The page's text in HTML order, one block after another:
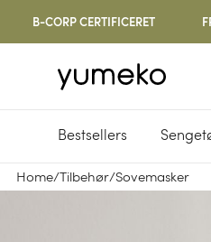
B-CORP CERTIFICERET
Bestsellers
Home/Tilbehør/Sovemasker